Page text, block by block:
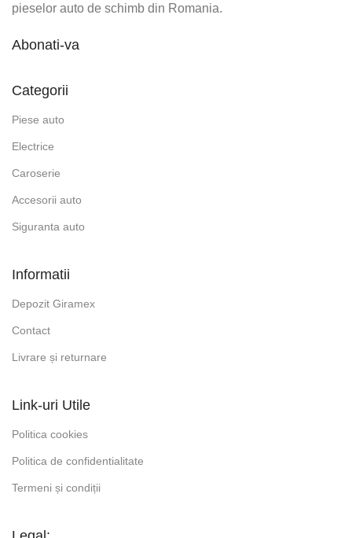
pieselor auto de schimb din Romania.
Abonati-va
Categorii
Piese auto
Electrice
Caroserie
Accesorii auto
Siguranta auto
Informatii
Depozit Giramex
Contact
Livrare și returnare
Link-uri Utile
Politica cookies
Politica de confidentialitate
Termeni și condiții